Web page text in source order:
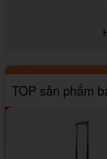
TOP sản phẩm